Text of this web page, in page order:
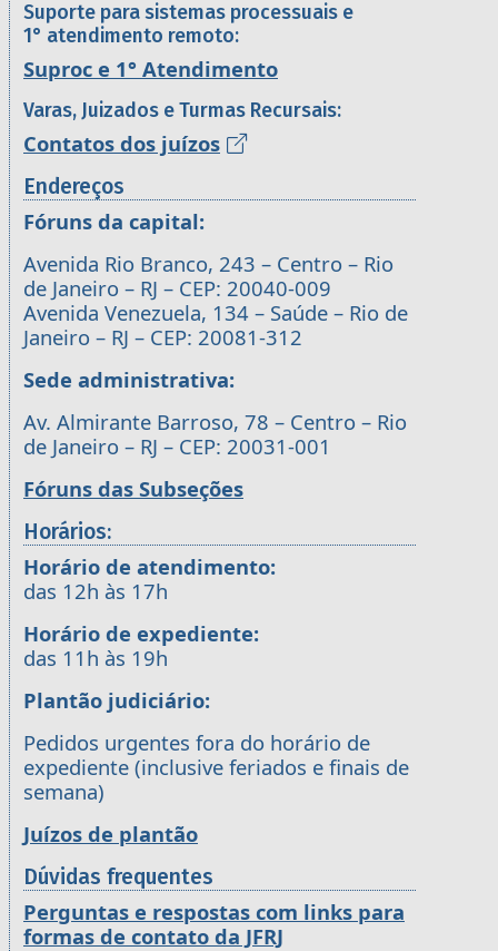
Suporte para sistemas processuais e
1° atendimento remoto:
Suproc e 1° Atendimento
Varas, Juizados e Turmas Recursais:
Contatos dos juízos
Endereços
Fóruns da capital:
Avenida Rio Branco, 243 – Centro – Rio
de Janeiro – RJ – CEP: 20040-009
Avenida Venezuela, 134 – Saúde – Rio de
Janeiro – RJ – CEP: 20081-312
Sede administrativa:
Av. Almirante Barroso, 78 – Centro – Rio
de Janeiro – RJ – CEP: 20031-001
Fóruns das Subseções
Horários:
Horário de atendimento:
das 12h às 17h
Horário de expediente:
das 11h às 19h
Plantão judiciário:
Pedidos urgentes fora do horário de
expediente (inclusive feriados e finais de
semana)
Juízos de plantão
Dúvidas frequentes
Perguntas e respostas com links para
formas de contato da JFRJ